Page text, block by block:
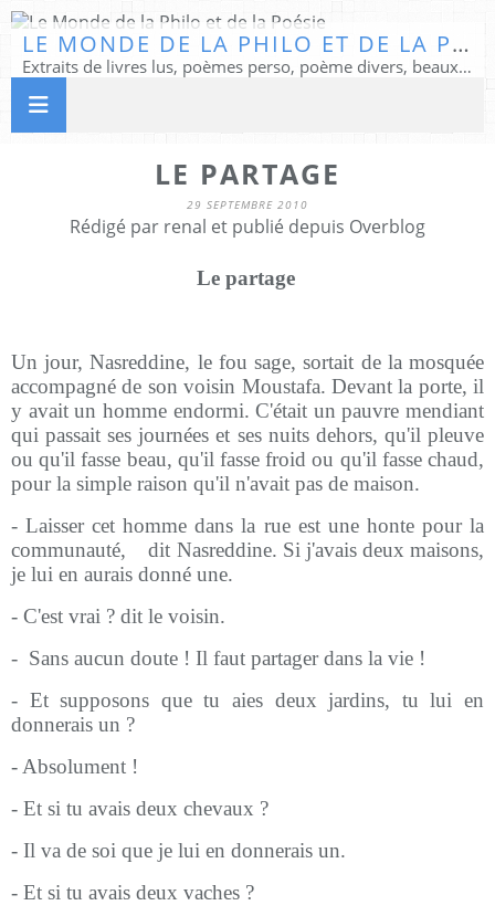
LE MONDE DE LA PHILO ET DE LA POÉSIE
Extraits de livres lus, poèmes perso, poème divers, beaux textes...
LE PARTAGE
29 SEPTEMBRE 2010
Rédigé par renal et publié depuis Overblog
Le partage
Un jour, Nasreddine, le fou sage, sortait de la mosquée
accompagné de son voisin Moustafa. Devant la porte, il
y avait un homme endormi. C'était un pauvre mendiant
qui passait ses journées et ses nuits dehors, qu'il pleuve
ou qu'il fasse beau, qu'il fasse froid ou qu'il fasse chaud,
pour la simple raison qu'il n'avait pas de maison.
- Laisser cet homme dans la rue est une honte pour la
communauté,
dit Nasreddine. Si j'avais deux maisons,
je lui en aurais donné une.
- C'est vrai ? dit le voisin.
- Sans aucun doute ! Il faut partager dans la vie !
- Et supposons que tu aies deux jardins, tu lui en
donnerais un ?
- Absolument !
- Et si tu avais deux chevaux ?
- Il va de soi que je lui en donnerais un.
- Et si tu avais deux vaches ?